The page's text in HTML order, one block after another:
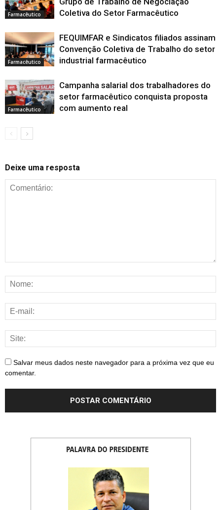
Farmacêutico
Coletiva do Setor Farmacêutico
Farmacêutico
FEQUIMFAR e Sindicatos filiados assinam
Convenção Coletiva de Trabalho do setor
industrial farmacêutico
Farmacêutico
Campanha salarial dos trabalhadores do
setor farmacêutico conquista proposta
com aumento real
Deixe uma resposta
Salvar meus dados neste navegador para a próxima vez que eu
comentar.